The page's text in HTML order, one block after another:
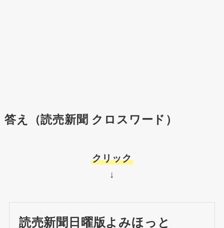
答え（読売新聞 クロスワード）
クリック
↓
読売新聞日曜版よみほっと